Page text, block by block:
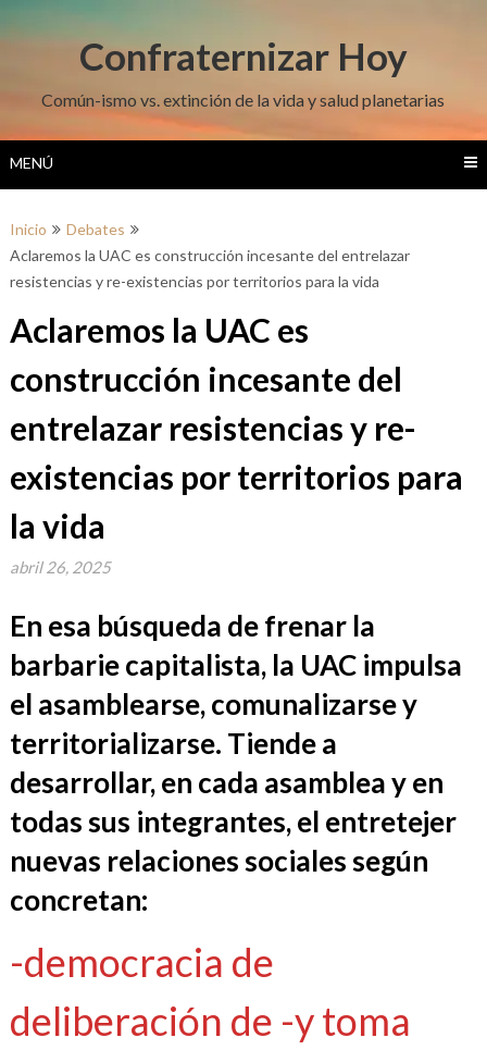
Confraternizar Hoy
Común-ismo vs. extinción de la vida y salud planetarias
MENÚ
Inicio
Debates
Aclaremos la UAC es construcción incesante del entrelazar
resistencias y re-existencias por territorios para la vida
Aclaremos la UAC es
construcción incesante del
entrelazar resistencias y re-
existencias por territorios para
la vida
abril 26, 2025
En esa búsqueda de frenar la
barbarie capitalista, la UAC impulsa
el asamblearse, comunalizarse y
territorializarse. Tiende a
desarrollar, en cada asamblea y en
todas sus integrantes, el entretejer
nuevas relaciones sociales según
concretan:
-democracia de
deliberación de -y toma